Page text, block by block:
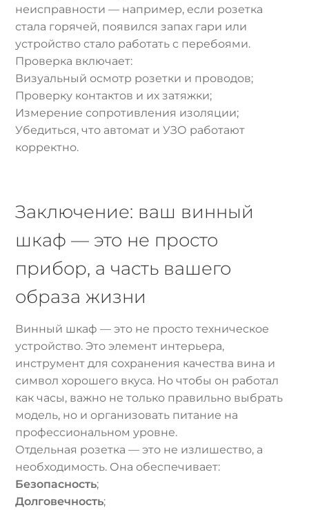
неисправности — например, если розетка
стала горячей, появился запах гари или
устройство стало работать с перебоями.
Проверка включает:
Визуальный осмотр розетки и проводов;
Проверку контактов и их затяжки;
Измерение сопротивления изоляции;
Убедиться, что автомат и УЗО работают
корректно.
Заключение: ваш винный
шкаф — это не просто
прибор, а часть вашего
образа жизни
Винный шкаф — это не просто техническое
устройство. Это элемент интерьера,
инструмент для сохранения качества вина и
символ хорошего вкуса. Но чтобы он работал
как часы, важно не только правильно выбрать
модель, но и организовать питание на
профессиональном уровне.
Отдельная розетка — это не излишество, а
необходимость. Она обеспечивает:
Безопасность;
Долговечность;